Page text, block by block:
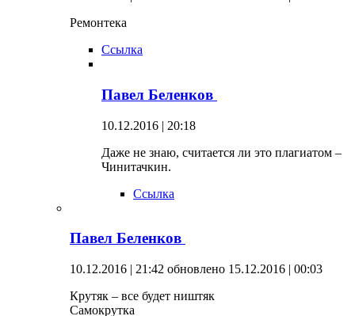
Ремонтека
Ссылка
Павел Беленков
10.12.2016 | 20:18
Даже не знаю, считается ли это плагиатом –
Чинитачкин.
Ссылка
Павел Беленков
10.12.2016 | 21:42 обновлено 15.12.2016 | 00:03
Крутяк – все будет ништяк
Самокрутка